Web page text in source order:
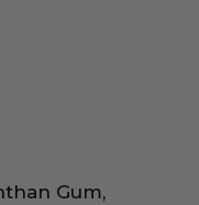
Gum,